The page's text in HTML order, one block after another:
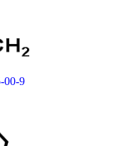
00-9